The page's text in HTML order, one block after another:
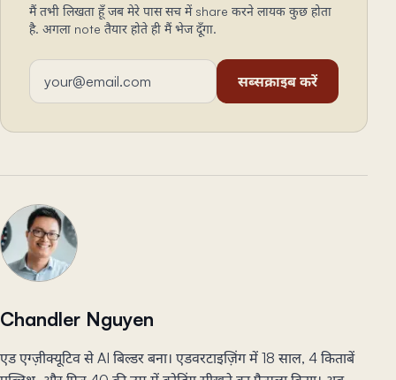
मैं तभी लिखता हूँ जब मेरे पास सच में share करने लायक कुछ होता
है. अगला note तैयार होते ही मैं भेज दूँगा.
ईमेल एड्रेस
सब्सक्राइब करें
Chandler Nguyen
एड एग्ज़ीक्यूटिव से AI बिल्डर बना। एडवरटाइज़िंग में 18 साल, 4 किताबें